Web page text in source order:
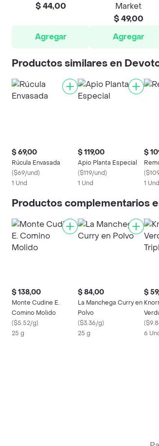
$ 44,00
Agregar
Market
$ 49,00
Agregar
Productos similares en
$ 69,00
Rúcula Envasada
($69/und)
1 Und
$ 119,00
Apio Planta Especial
($119/und)
1 Und
$
(
1 Und
Productos complementarios
$ 138,00
Monte Cudine E.
Comino Molido
($5.52/g)
25 g
$ 84,00
La Manchega Curry en
Polvo
($3.36/g)
25 g
$
Cj
(
6